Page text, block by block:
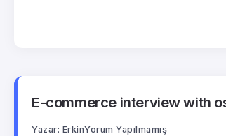
E-commerce interview with
Yazar: ErkinYorum Yapılmamış